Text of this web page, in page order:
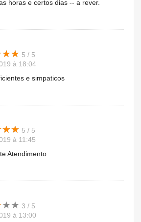
horas e certos dias -- a rever.
★★
★★ 5 / 5
à 18:04
e simpaticos
★★
★★ 5 / 5
à 11:45
Atendimento
★★
★★ 3 / 5
à 13:00